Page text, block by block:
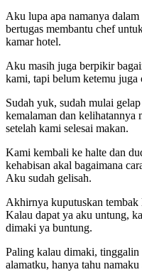
Aku lupa apa namanya
bertugas membantu chef
kamar hotel.
Aku masih juga berpikir
kami, tapi belum ketemu juga
Sudah yuk, sudah mulai
kemalaman dan kelihatannya
setelah kami selesai makan.
Kami kembali ke halte dan
kehabisan akal bagaimana
Aku sudah gelisah.
Akhirnya kuputuskan tembak
Kalau dapat ya aku untung,
dimaki ya buntung.
Paling kalau dimaki, tinggalin
alamatku, hanya tahu namaku